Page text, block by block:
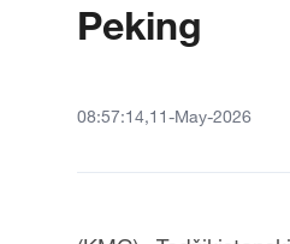
Peking
08:57:14,11-May-2026